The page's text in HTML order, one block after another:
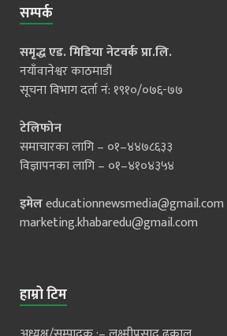
सम्पर्क
समृद्ध एड. मिडिया नेटवर्क प्रा.लि.
नयाँवानेश्वर काठमाडौं
सूचना विभाग दर्ता नं: १९१०/०७६-७७
टेलिफोन
समाचारका लागि – ०१–४४७८६३३
विज्ञापनका लागि – ०१–४१०४३५४
इमेलeducationnewsmedia@gmail.com
marketing.khabaredu@gmail.com
हाम्रो टिम